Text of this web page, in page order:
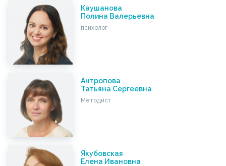
Каушанова
Полина Валерьевна
психолог
Антропова
Татьяна Сергеевна
Методист
Якубовская
Елена Ивановна